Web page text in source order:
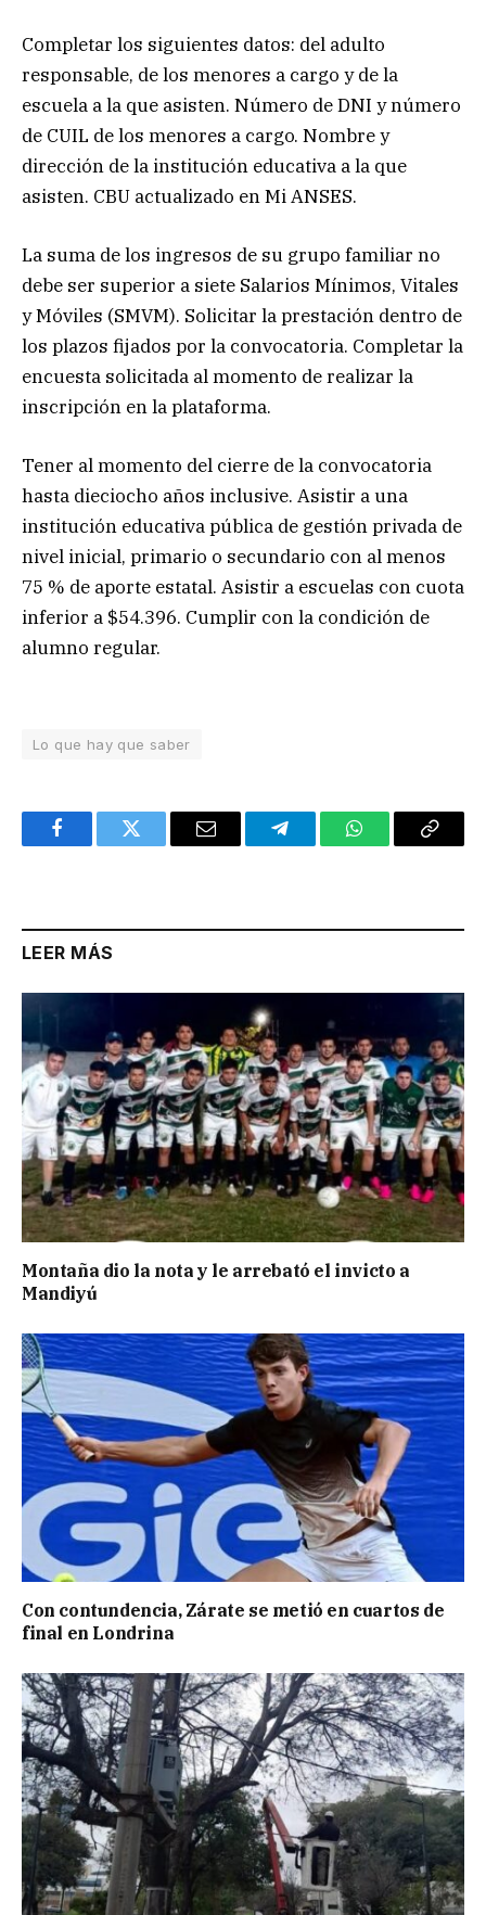
Completar los siguientes datos: del adulto
responsable, de los menores a cargo y de la
escuela a la que asisten. Número de DNI y número
de CUIL de los menores a cargo. Nombre y
dirección de la institución educativa a la que
asisten. CBU actualizado en Mi ANSES.
La suma de los ingresos de su grupo familiar no
debe ser superior a siete Salarios Mínimos, Vitales
y Móviles (SMVM). Solicitar la prestación dentro de
los plazos fijados por la convocatoria. Completar la
encuesta solicitada al momento de realizar la
inscripción en la plataforma.
Tener al momento del cierre de la convocatoria
hasta dieciocho años inclusive. Asistir a una
institución educativa pública de gestión privada de
nivel inicial, primario o secundario con al menos
75 % de aporte estatal. Asistir a escuelas con cuota
inferior a $54.396. Cumplir con la condición de
alumno regular.
Lo que hay que saber
FacebookTwitter Email TelegramWhatsAppCopy
LEER MÁS
Montaña dio la nota y le arrebató el invicto a
Mandiyú
Con contundencia, Zárate se metió en cuartos de
final en Londrina